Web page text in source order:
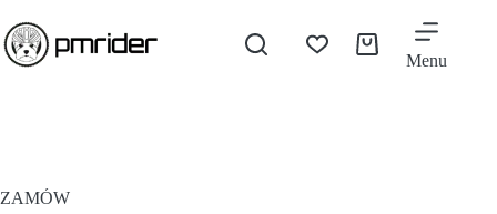
Menu
ZAMÓW